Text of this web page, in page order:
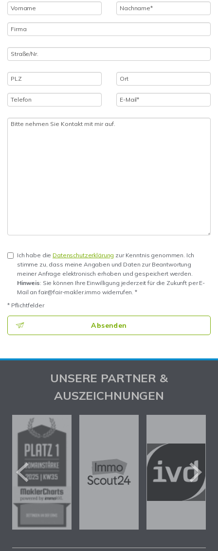
Ich habe die Datenschutzerklärung zur Kenntnis genommen. Ich
stimme zu, dass meine Angaben und Daten zur Beantwortung
meiner Anfrage elektronisch erhoben und gespeichert werden.
Hinweis: Sie können Ihre Einwilligung jederzeit für die Zukunft per E-
Mail an fair@fair-makler.immo widerrufen. *
* Pflichtfelder
Absenden
UNSERE PARTNER &
AUSZEICHNUNGEN